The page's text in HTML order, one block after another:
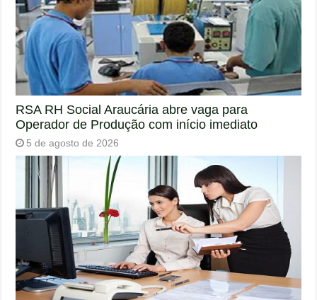
RSA RH Social Araucária abre vaga para
Operador de Produção com início imediato
5 de agosto de 2026